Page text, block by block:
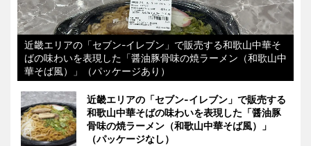
近畿エリアの「セブン-イレブン」で販売する和歌山中華そ
ばの味わいを表現した「醤油豚骨味の焼ラーメン（和歌山中
華そば風）」（パッケージあり）
近畿エリアの「セブン-イレブン」で販売する
和歌山中華そばの味わいを表現した「醤油豚
骨味の焼ラーメン（和歌山中華そば風）」
（パッケージなし）